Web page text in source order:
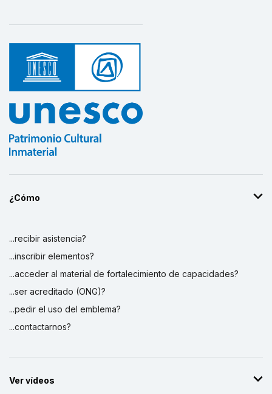
¿Cómo
...recibir asistencia?
...inscribir elementos?
...acceder al material de fortalecimiento de capacidades?
...ser acreditado (ONG)?
...pedir el uso del emblema?
...contactarnos?
Ver vídeos